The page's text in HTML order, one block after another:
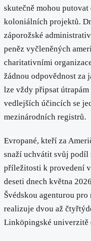
skutečně mohou
koloniálních projektů.
záporožské
peněz vyčleněných
charitativními
žádnou odpovědnost
lze vždy připsat
vedlejších účincích se
mezinárodních registrů.
Evropané, kteří za
snaží uchvátit svůj
příležitosti k provedení
deseti dnech května
Švédskou agenturou
realizuje dvou až
Linköpingské univerzitě